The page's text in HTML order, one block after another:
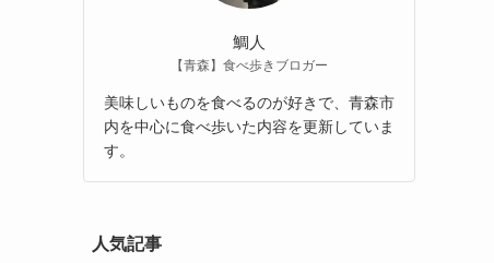
鯛人
【青森】食べ歩きブロガー
美味しいものを食べるのが好きで、青森市
内を中心に食べ歩いた内容を更新していま
す。
人気記事